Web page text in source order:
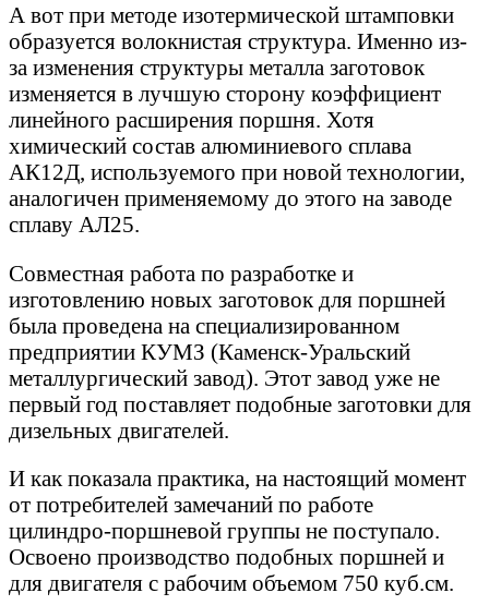
А вот при методе изотермической штамповки
образуется волокнистая структура. Именно из-
за изменения структуры металла заготовок
изменяется в лучшую сторону коэффициент
линейного расширения поршня. Хотя
химический состав алюминиевого сплава
АК12Д, используемого при новой технологии,
аналогичен применяемому до этого на заводе
сплаву АЛ25.
Совместная работа по разработке и
изготовлению новых заготовок для поршней
была проведена на специализированном
предприятии КУМЗ (Каменск-Уральский
металлургический завод). Этот завод уже не
первый год поставляет подобные заготовки для
дизельных двигателей.
И как показала практика, на настоящий момент
от потребителей замечаний по работе
цилиндро-поршневой группы не поступало.
Освоено производство подобных поршней и
для двигателя с рабочим объемом 750 куб.см.